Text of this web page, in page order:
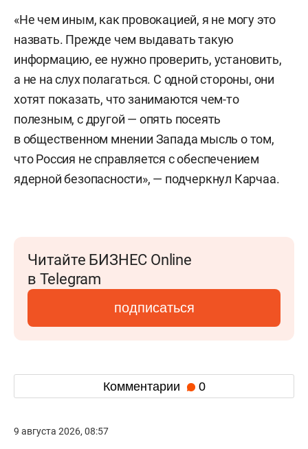
«Не чем иным, как провокацией, я не могу это
назвать. Прежде чем выдавать такую
информацию, ее нужно проверить, установить,
а не на слух полагаться. С одной стороны, они
хотят показать, что занимаются чем-то
полезным, с другой — опять посеять
в общественном мнении Запада мысль о том,
что Россия не справляется с обеспечением
ядерной безопасности», — подчеркнул Карчаа.
Читайте БИЗНЕС Online
в Telegram
подписаться
Комментарии 0
9 августа 2026, 08:57